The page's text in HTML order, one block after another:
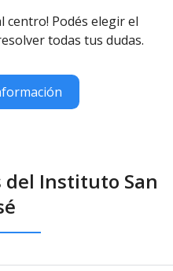
centro! Podés elegir el
todas tus dudas.
del Instituto San